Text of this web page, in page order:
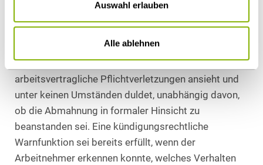
Auswahl erlauben
Alle ablehnen
spätestens nach der im Jahr 2019 ausgesprochenen
Abmahnung klar sein müssen, dass die Beklagte
Beleidigungen von Arbeitskollegen als
arbeitsvertragliche Pflichtverletzungen ansieht und
unter keinen Umständen duldet, unabhängig davon,
ob die Abmahnung in formaler Hinsicht zu
beanstanden sei. Eine kündigungsrechtliche
Warnfunktion sei bereits erfüllt, wenn der
Arbeitnehmer erkennen konnte, welches Verhalten